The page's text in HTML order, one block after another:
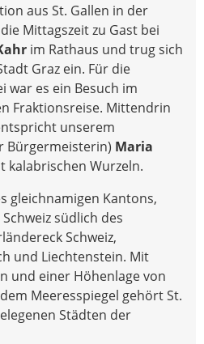
aus St. Gallen in der
Mittagszeit zu Gast bei
im Rathaus und trug sich
Graz ein. Für die
war es ein Besuch im
Fraktionsreise. Mittendrin
unserem
Bürgermeisterin) Maria
kalabrischen Wurzeln.
gleichnamigen Kantons,
südlich des
Schweiz,
und Liechtenstein. Mit
und einer Höhenlage von
Meeresspiegel gehört St.
Städten der